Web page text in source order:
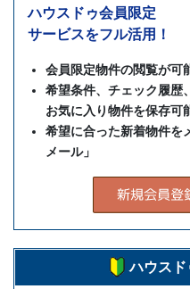
ハウスドゥ会員限定
サービスをフル活用！
会員限定物件の閲覧が可
希望条件、チェック履歴、
お気に入り物件を保存可
希望に合った新着物件を
メール」
ハウスド